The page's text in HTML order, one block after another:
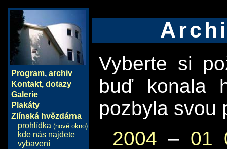
Program, archiv
Kontakt, dotazy
Galerie
Plakáty
Zlínská hvězdárna
prohlídka (nové okno)
kde nás najdete
vybavení
Vyberte si
buď konala
pozbyla svou
2004 – 01